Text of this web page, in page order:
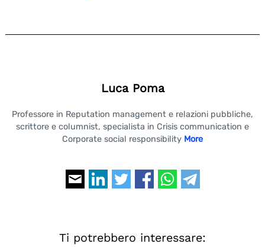
Luca Poma
Professore in Reputation management e relazioni pubbliche,
scrittore e columnist, specialista in Crisis communication e
Corporate social responsibility More
Ti potrebbero interessare: